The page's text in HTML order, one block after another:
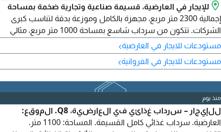
للإيجار في العارضية، قسيمة صناعية وتجارية ضخمة بمساحة
إجمالية 2300 متر مربع، مجهزة بالكامل وموزعة بدقة لتناسب كبرى
الشركات. تتكون من سرداب شاسع بمساحة 1000 متر مربع، مثالي
للتخزين الاستراتيجي والعمليات اللوجستية، بالإضافة إلى دور أرضي
بمساحة 800 متر مربع يتميز بسهولة الوصول والتحميل، مما يوفر بيئة
عمل متكاملة بمساحات تشغيلية هائلة. عمولة نصف شهر. شركة الترا
مستودعات للايجار في العارضية›
مستودعات للايجار في الفروانية›
منذ يوم
للإيجار – سرداب غذائي في العارضية، Q8. الموقع:
العارضية. سرداب غذائي كامل القسيمة. المساحة: 1100 متر.